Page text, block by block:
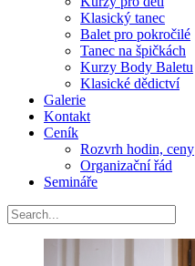
Klasický tanec
Balet pro pokročilé
Tanec na špičkách
Kurzy Body Baletu
Klasické dědictví
Galerie
Kontakt
Ceník
Rozvrh hodin, ceny
Organizační řád
Semináře